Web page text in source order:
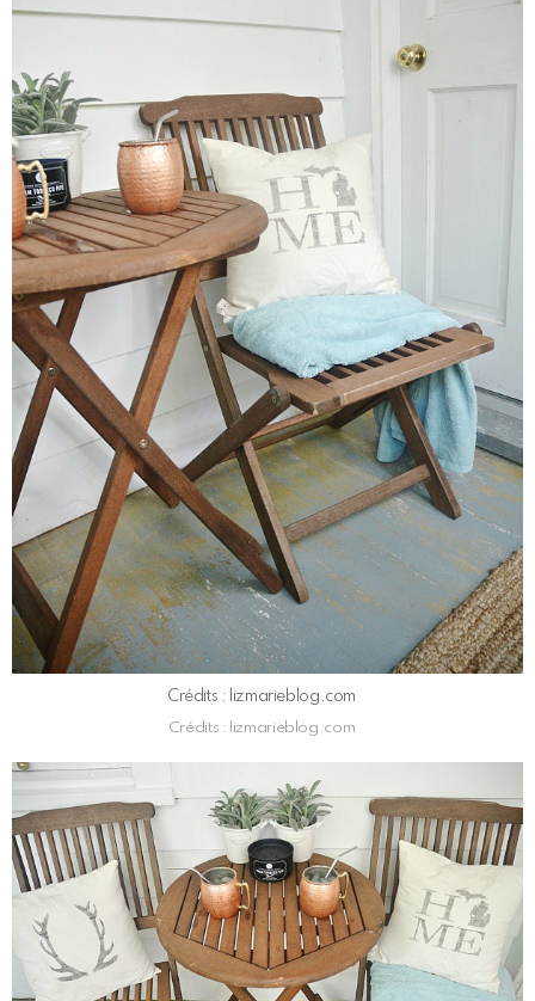
Crédits : lizmarieblog.com
Crédits : lizmarieblog.com